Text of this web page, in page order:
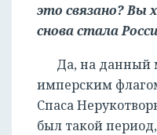
это связано? Вы
снова стала
Да, на данный
имперским
Спаса
был такой